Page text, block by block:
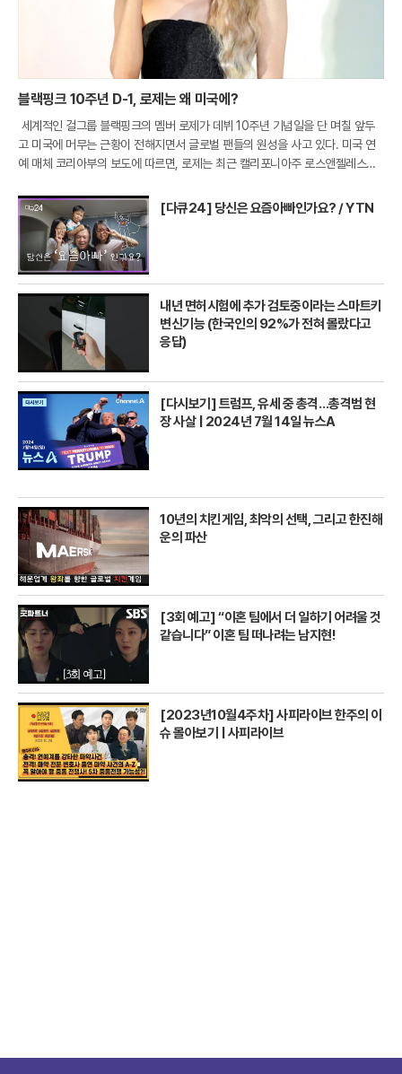
블랙핑크 10주년 D-1, 로제는 왜 미국에?
세계적인 걸그룹 블랙핑크의 멤버 로제가 데뷔 10주년 기념일을 단 며칠 앞두
고 미국에 머무는 근황이 전해지면서 글로벌 팬들의 원성을 사고 있다. 미국 연
예 매체 코리아부의 보도에 따르면, 로제는 최근 캘리포니아주 로스앤젤레스의
포착
[다큐24] 당신은 요즘아빠인가요? / YTN
내년 면허시험에 추가 검토중이라는 스마트키
변신기능 (한국인의 92%가 전혀 몰랐다고
응답)
[다시보기] 트럼프, 유세 중 총격…총격범 현
장 사살 | 2024년 7월 14일 뉴스A
10년의 치킨게임, 최악의 선택, 그리고 한진해
운의 파산
[3회 예고] “이혼 팀에서 더 일하기 어려울 것
같습니다” 이혼 팀 떠나려는 남지현!
[2023년10월4주차] 사피라이브 한주의 이
슈 몰아보기 | 사피라이브